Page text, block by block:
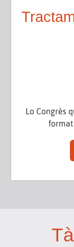
Lo Congrès
format